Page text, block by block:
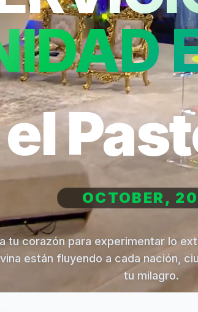
OCTOBER,
tu corazón para experimentar lo
están fluyendo a cada nación,
tu milagro.